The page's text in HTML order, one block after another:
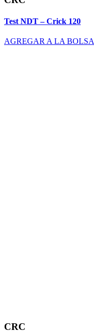
Test NDT – Crick 120
AGREGAR A LA BOLSA
CRC